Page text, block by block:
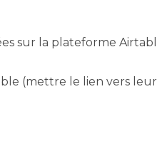
sur la plateforme
(mettre le lien vers